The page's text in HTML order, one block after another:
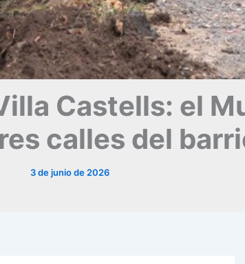
Castells: el
calles del
3 de junio de 2026